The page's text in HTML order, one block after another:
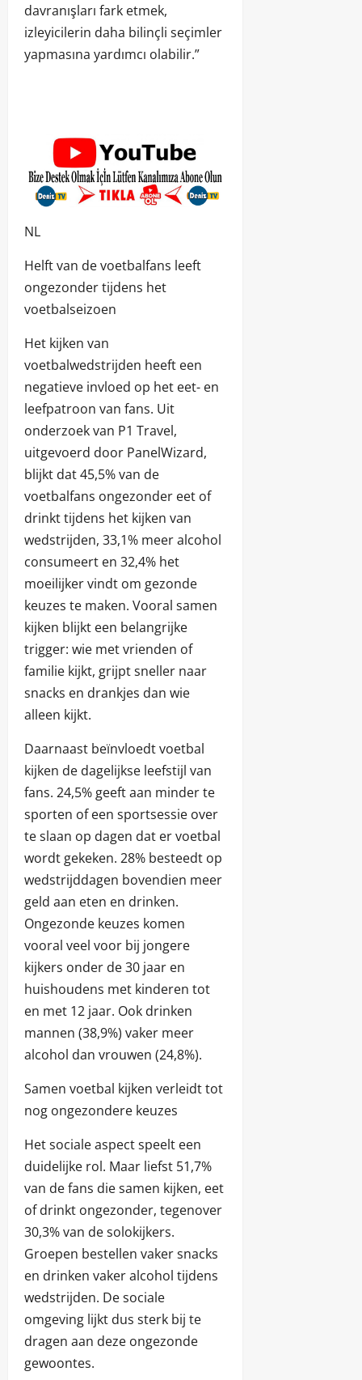
davranışları fark etmek,
izleyicilerin daha bilinçli seçimler
yapmasına yardımcı olabilir.”
NL
Helft van de voetbalfans leeft
ongezonder tijdens het
voetbalseizoen
Het kijken van
voetbalwedstrijden heeft een
negatieve invloed op het eet- en
leefpatroon van fans. Uit
onderzoek van P1 Travel,
uitgevoerd door PanelWizard,
blijkt dat 45,5% van de
voetbalfans ongezonder eet of
drinkt tijdens het kijken van
wedstrijden, 33,1% meer alcohol
consumeert en 32,4% het
moeilijker vindt om gezonde
keuzes te maken. Vooral samen
kijken blijkt een belangrijke
trigger: wie met vrienden of
familie kijkt, grijpt sneller naar
snacks en drankjes dan wie
alleen kijkt.
Daarnaast beïnvloedt voetbal
kijken de dagelijkse leefstijl van
fans. 24,5% geeft aan minder te
sporten of een sportsessie over
te slaan op dagen dat er voetbal
wordt gekeken. 28% besteedt op
wedstrijddagen bovendien meer
geld aan eten en drinken.
Ongezonde keuzes komen
vooral veel voor bij jongere
kijkers onder de 30 jaar en
huishoudens met kinderen tot
en met 12 jaar. Ook drinken
mannen (38,9%) vaker meer
alcohol dan vrouwen (24,8%).
Samen voetbal kijken verleidt tot
nog ongezondere keuzes
Het sociale aspect speelt een
duidelijke rol. Maar liefst 51,7%
van de fans die samen kijken, eet
of drinkt ongezonder, tegenover
30,3% van de solokijkers.
Groepen bestellen vaker snacks
en drinken vaker alcohol tijdens
wedstrijden. De sociale
omgeving lijkt dus sterk bij te
dragen aan deze ongezonde
gewoontes.